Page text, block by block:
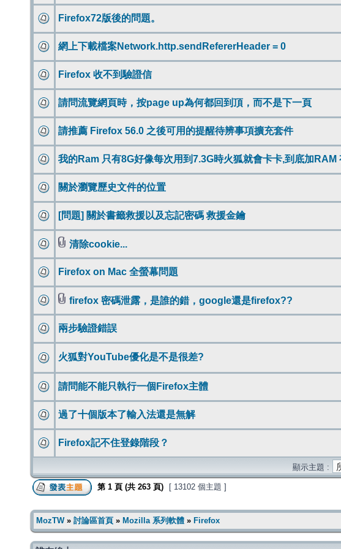
Firefox72版後的問題。
網上下載檔案Network.http.sendRefererHeader = 0
Firefox 收不到驗證信
請問流覽網頁時，按page up為何都回到頂，而不是下一頁
請推薦 Firefox 56.0 之後可用的提醒待辨事項擴充套件
我的Ram 只有8G好像每次用到7.3G時火狐就會卡卡,到底加RAM
關於瀏覽歷史文件的位置
[問題] 關於書籤救援以及忘記密碼 救援金鑰
清除cookie...
Firefox on Mac 全螢幕問題
firefox 密碼泄露，是誰的錯，google還是firefox??
兩步驗證錯誤
火狐對YouTube優化是不是很差?
請問能不能只執行一個Firefox主體
過了十個版本了輸入法還是無解
Firefox記不住登錄階段？
顯示主題 :
第 1 頁 (共 263 頁) [ 13102 個主題 ]
MozTW» 討論區首頁 » Mozilla 系列軟體 » Firefox